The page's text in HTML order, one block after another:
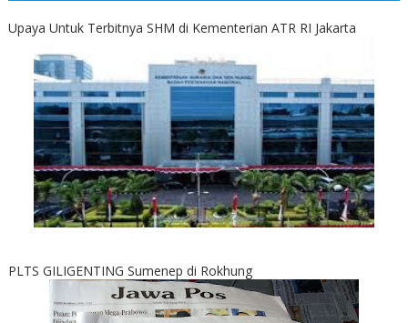
Upaya Untuk Terbitnya SHM di Kementerian ATR RI Jakarta
PLTS GILIGENTING Sumenep di Rokhung